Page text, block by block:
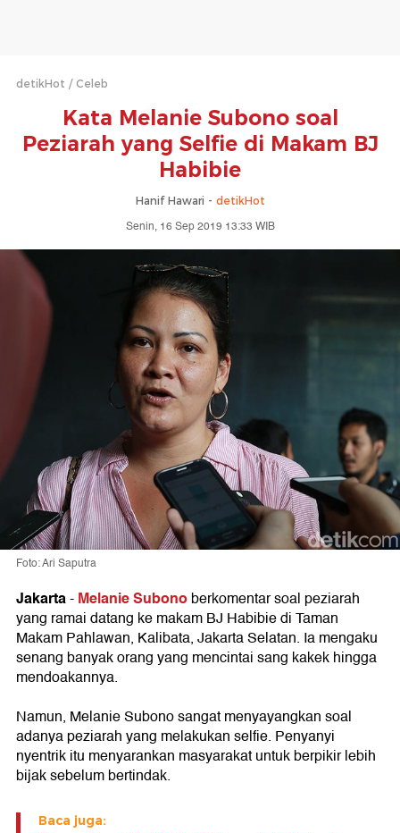
detikHot Celeb
Kata Melanie Subono soal
Peziarah yang Selfie di Makam BJ
Habibie
Hanif Hawari - detikHot
Senin, 16 Sep 2019 13:33 WIB
Foto: Ari Saputra
Jakarta-Melanie Subonoberkomentar soal peziarah
yang ramai datang ke makam BJ Habibie di Taman
Makam Pahlawan, Kalibata, Jakarta Selatan. Ia mengaku
senang banyak orang yang mencintai sang kakek hingga
mendoakannya.
Namun, Melanie Subono sangat menyayangkan soal
adanya peziarah yang melakukan selfie. Penyanyi
nyentrik itu menyarankan masyarakat untuk berpikir lebih
bijak sebelum bertindak.
Baca juga: